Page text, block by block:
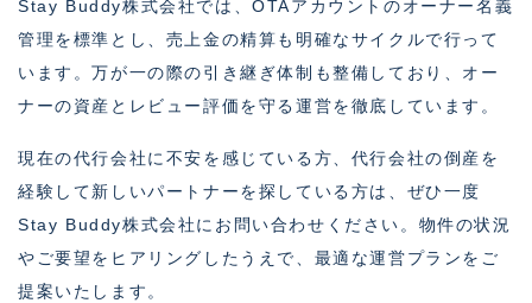
Stay Buddy株式会社では、OTAアカウントのオーナー名義
管理を標準とし、売上金の精算も明確なサイクルで行って
います。万が一の際の引き継ぎ体制も整備しており、オー
ナーの資産とレビュー評価を守る運営を徹底しています。
現在の代行会社に不安を感じている方、代行会社の倒産を
経験して新しいパートナーを探している方は、ぜひ一度
Stay Buddy株式会社にお問い合わせください。物件の状況
やご要望をヒアリングしたうえで、最適な運営プランをご
提案いたします。